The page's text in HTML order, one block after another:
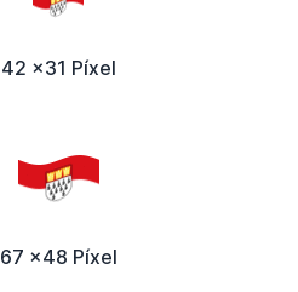
42 x31 Píxel
67 x48 Píxel